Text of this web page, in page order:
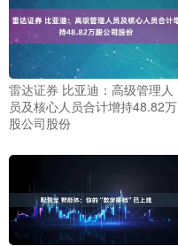
雷达证券 比亚迪：高级管理人
员及核心人员合计增持48.82万
股公司股份